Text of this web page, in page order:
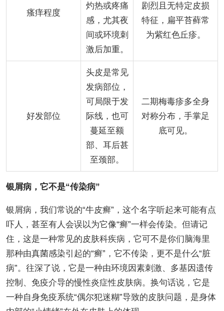
瘙痒程度
灼热或疼痛
感，尤其夜
间或环境刺
激后加重。
剧烈且无特定皮损
特征，扁平苔藓常
为紫红色丘疹。
好发部位
头皮是常见
发病部位，
可局限于发
际线，也可
蔓延至额
部、耳后甚
至颈部。
二期梅毒疹多全身
对称分布，手掌足
底可见。
银屑病，它不是“传染病”
银屑病，我们常说的“牛皮癣”，这个名字听起来可能有点
吓人，甚至有人会误以为它像“癣”一样会传染。但请记
住，这是一种常见的皮肤科疾病，它可不是你们脑海里
那种由真菌感染引起的“癣”，它不传染，更不是什么“脏
病”。往深了说，它是一种由环境因素刺激、多基因遗传
控制、免疫介导的慢性炎症性皮肤病。换句话说，它是
一种自身免疫系统“偶尔犯迷糊”导致的皮肤问题，是身体